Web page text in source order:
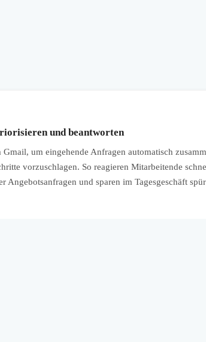
und beantworten
um eingehende Anfragen automatisch
vorzuschlagen. So reagieren Mitarbeitende
Angebotsanfragen und sparen im Tagesgeschäft